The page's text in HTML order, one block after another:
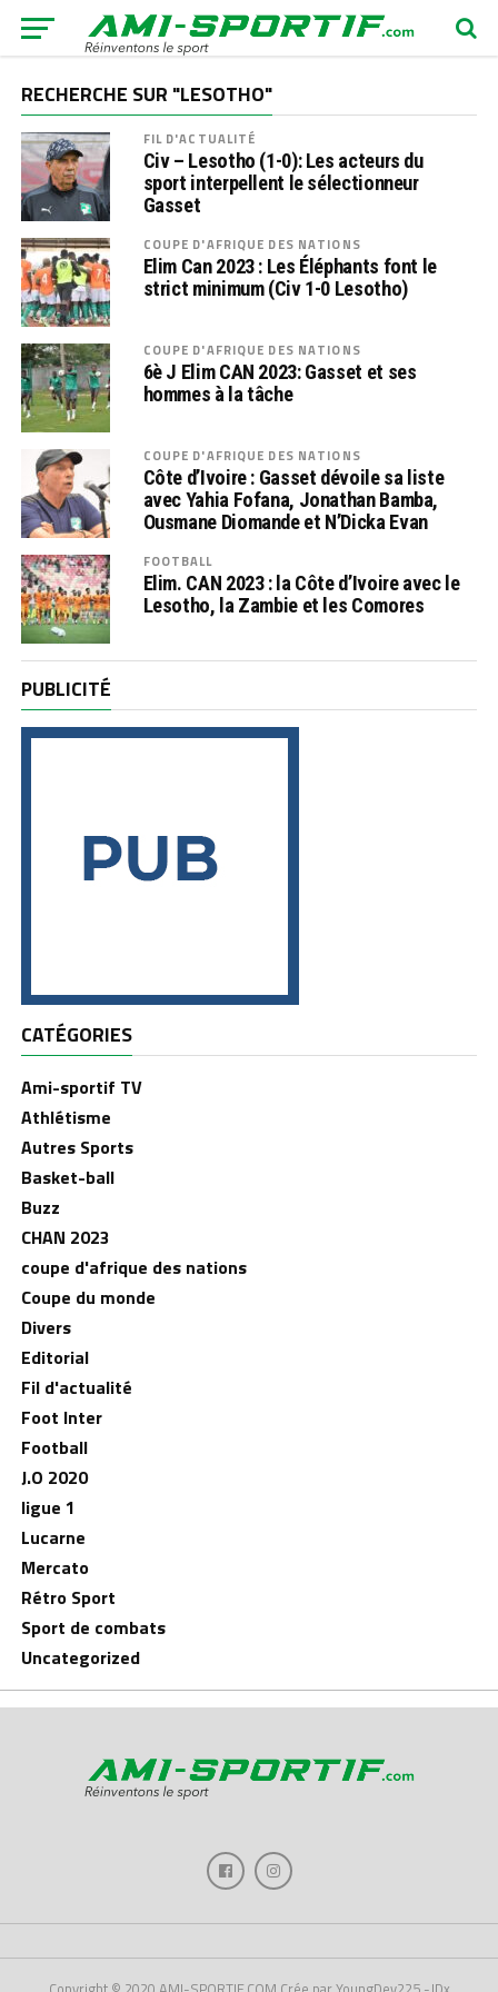
RECHERCHE SUR "LESOTHO"
FIL D'ACTUALITÉ
Civ – Lesotho (1-0): Les acteurs du
sport interpellent le sélectionneur
Gasset
COUPE D'AFRIQUE DES NATIONS
Elim Can 2023 : Les Éléphants font le
strict minimum (Civ 1-0 Lesotho)
COUPE D'AFRIQUE DES NATIONS
6è J Elim CAN 2023: Gasset et ses
hommes à la tâche
COUPE D'AFRIQUE DES NATIONS
Côte d’Ivoire : Gasset dévoile sa liste
avec Yahia Fofana, Jonathan Bamba,
Ousmane Diomande et N’Dicka Evan
FOOTBALL
Elim. CAN 2023 : la Côte d’Ivoire avec le
Lesotho, la Zambie et les Comores
PUBLICITÉ
CATÉGORIES
Ami-sportif TV
Athlétisme
Autres Sports
Basket-ball
Buzz
CHAN 2023
coupe d'afrique des nations
Coupe du monde
Divers
Editorial
Fil d'actualité
Foot Inter
Football
J.O 2020
ligue 1
Lucarne
Mercato
Rétro Sport
Sport de combats
Uncategorized